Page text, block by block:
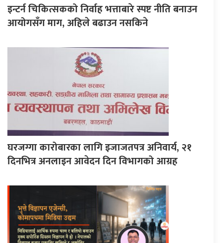
इन्टर्न चिकित्सकको निर्वाह भत्ताबारे स्पष्ट नीति बनाउन
आयोगसँग माग, अहिले बढाउन नसकिने
घरजग्गा कारोबारका लागि इजाजतपत्र अनिवार्य, २१
दिनभित्र अनलाइन आवेदन दिन विभागको आग्रह